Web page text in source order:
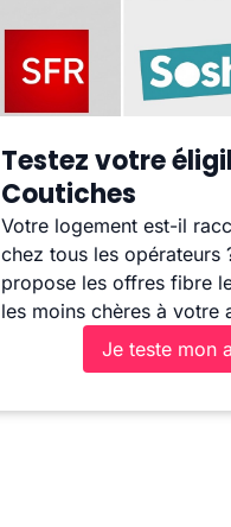
Testez votre
Coutiches
Votre logement est-il
chez tous les opérateurs
propose les offres fibre
les moins chères à votre
Je teste mon